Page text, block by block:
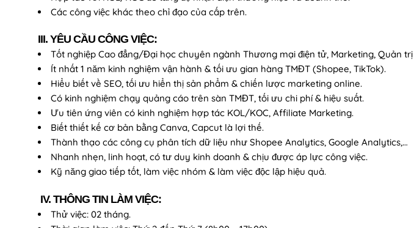
Các công việc khác theo chỉ đạo của cấp trên.
III. YÊU CẦU CÔNG VIỆC:
Tốt nghiệp Cao đẳng/Đại học chuyên ngành Thương mại điện tử, Marketing, Quản
Ít nhất 1 năm kinh nghiệm vận hành & tối ưu gian hàng TMĐT (Shopee, TikTok).
Hiểu biết về SEO, tối ưu hiển thị sản phẩm & chiến lược marketing online.
Có kinh nghiệm chạy quảng cáo trên sàn TMĐT, tối ưu chi phí & hiệu suất.
Ưu tiên ứng viên có kinh nghiệm hợp tác KOL/KOC, Affiliate Marketing.
Biết thiết kế cơ bản bằng Canva, Capcut là lợi thế.
Thành thạo các công cụ phân tích dữ liệu như Shopee Analytics, Google Analytics,…
Nhanh nhẹn, linh hoạt, có tư duy kinh doanh & chịu được áp lực công việc.
Kỹ năng giao tiếp tốt, làm việc nhóm & làm việc độc lập hiệu quả.
IV. THÔNG TIN LÀM VIỆC:
Thử việc: 02 tháng.